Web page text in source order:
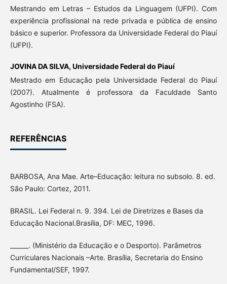
Mestrando em Letras – Estudos da Linguagem (UFPI). Com
experiência profissional na rede privada e pública de ensino
básico e superior. Professora da Universidade Federal do Piauí
(UFPI).
JOVINA DA SILVA, Universidade Federal do Piauí
Mestrado em Educação pela Universidade Federal do Piauí
(2007). Atualmente é professora da Faculdade Santo
Agostinho (FSA).
REFERÊNCIAS
BARBOSA, Ana Mae. Arte–Educação: leitura no subsolo. 8. ed.
São Paulo: Cortez, 2011.
BRASIL. Lei Federal n. 9. 394. Lei de Diretrizes e Bases da
Educação Nacional.Brasília, DF: MEC, 1996.
______. (Ministério da Educação e o Desporto). Parâmetros
Curriculares Nacionais –Arte. Brasília, Secretaria do Ensino
Fundamental/SEF, 1997.